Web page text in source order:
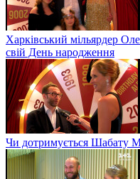
Харківський мільярдер
свій День народження
Чи дотримується Шабату